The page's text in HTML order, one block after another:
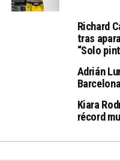
Richard
tras
“Solo
Adrián
Kiara
récord